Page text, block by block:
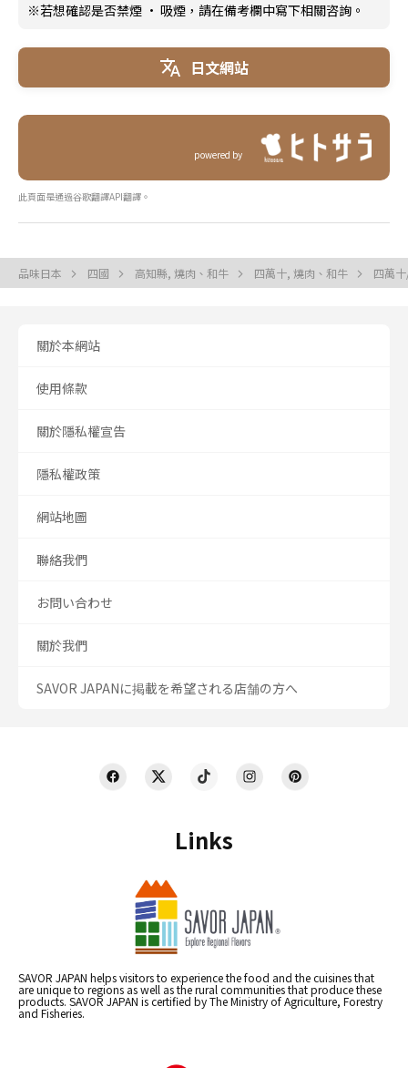
※若想確認是否禁煙 · 吸煙，請在備考欄中寫下相關咨詢。
日文網站
powered by
此頁面是通過谷歌翻譯API翻譯。
品味日本 四國 高知縣, 燒肉、和牛 四萬十, 燒肉、和牛 四萬
Links
SAVOR JAPAN helps visitors to experience the food and the cuisines that
are unique to regions as well as the rural communities that produce these
products. SAVOR JAPAN is certified by The Ministry of Agriculture, Forestry
and Fisheries.
關於本網站
使用條款
關於隱私權宣告
隱私權政策
網站地圖
聯絡我們
お問い合わせ
關於我們
SAVOR JAPANに掲載を希望される店舗の方へ